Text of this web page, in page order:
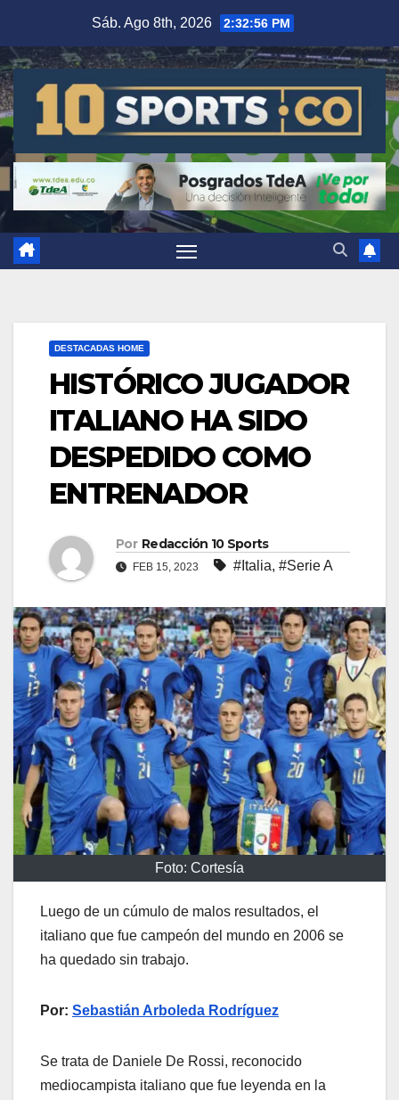
Sáb. Ago 8th, 2026 2:32:57 PM
DESTACADAS HOME
HISTÓRICO JUGADOR
ITALIANO HA SIDO
DESPEDIDO COMO
ENTRENADOR
Por Redacción 10 Sports
FEB 15, 2023 #Italia, #Serie A
Foto: Cortesía
Luego de un cúmulo de malos resultados, el
italiano que fue campeón del mundo en 2006 se
ha quedado sin trabajo.
Por: Sebastián Arboleda Rodríguez
Se trata de Daniele De Rossi, reconocido
mediocampista italiano que fue leyenda en la